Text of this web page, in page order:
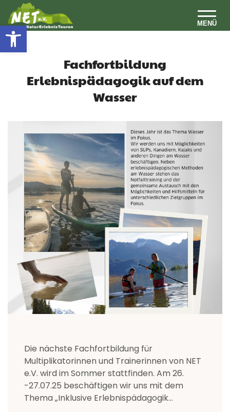
Open toolbar MENÜ
Fachfortbildung
Erlebnispädagogik auf dem
Wasser
Die nächste Fachfortbildung für
Multiplikatorinnen und Trainerinnen von NET
e.V. wird im Sommer stattfinden. Am 26.
-27.07.25 beschäftigen wir uns mit dem
Thema „Inklusive Erlebnispädagogik…